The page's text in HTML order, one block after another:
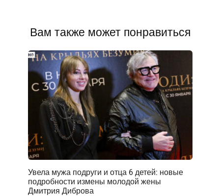
Вам также может понравиться
Увела мужа подруги и отца 6 детей: новые
подробности измены молодой жены
Дмитрия Диброва